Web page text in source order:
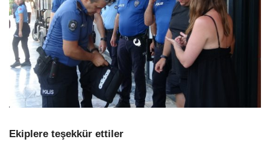
Ekiplere teşekkür ettiler